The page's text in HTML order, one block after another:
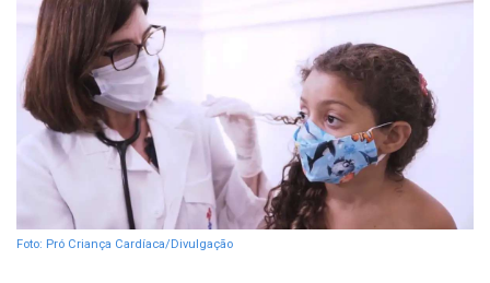
Foto: Pró Criança Cardíaca/Divulgação